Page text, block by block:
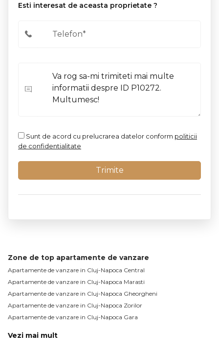
Esti interesat de aceasta proprietate ?
Sunt de acord cu prelucrarea datelor conform politicii
de confidentialitate
Zone de top apartamente de vanzare
Apartamente de vanzare in Cluj-Napoca Central
Apartamente de vanzare in Cluj-Napoca Marasti
Apartamente de vanzare in Cluj-Napoca Gheorgheni
Apartamente de vanzare in Cluj-Napoca Zorilor
Apartamente de vanzare in Cluj-Napoca Gara
Vezi mai mult